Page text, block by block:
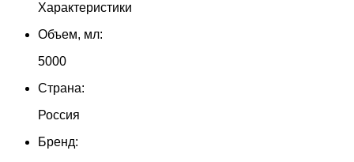
Характеристики
Объем, мл:
5000
Страна:
Россия
Бренд: